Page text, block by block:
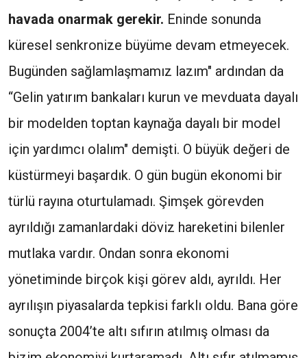
havada onarmak gerekir. Eninde sonunda
küresel senkronize büyüme devam etmeyecek.
Bugünden sağlamlaşmamız lazım" ardından da
“Gelin yatırım bankaları kurun ve mevduata dayalı
bir modelden toptan kaynağa dayalı bir model
için yardımcı olalım" demişti. O büyük değeri de
küstürmeyi başardık. O gün bugün ekonomi bir
türlü rayına oturtulamadı. Şimşek görevden
ayrıldığı zamanlardaki döviz hareketini bilenler
mutlaka vardır. Ondan sonra ekonomi
yönetiminde birçok kişi görev aldı, ayrıldı. Her
ayrılışın piyasalarda tepkisi farklı oldu. Bana göre
sonuçta 2004’te altı sıfırın atılmış olması da